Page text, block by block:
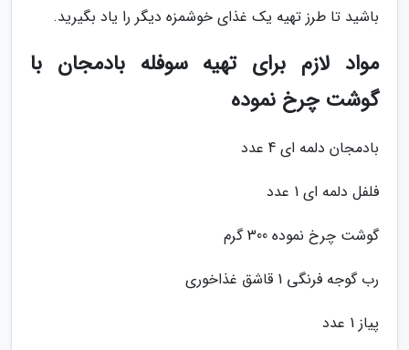
باشید تا طرز تهیه یک غذای خوشمزه دیگر را یاد بگیرید.
مواد لازم برای تهیه سوفله بادمجان با
گوشت چرخ نموده
بادمجان دلمه ای 4 عدد
فلفل دلمه ای 1 عدد
گوشت چرخ نموده 300 گرم
رب گوجه فرنگی 1 قاشق غذاخوری
پیاز 1 عدد